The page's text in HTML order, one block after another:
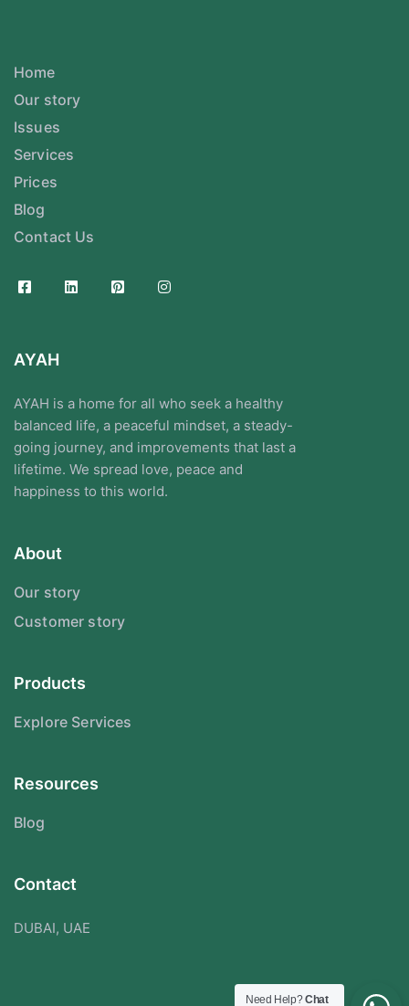
Home
Our story
Issues
Services
Prices
Blog
Contact Us
AYAH
AYAH is a home for all who seek a healthy
balanced life, a peaceful mindset, a steady-
going journey, and improvements that last a
lifetime. We spread love, peace and
happiness to this world.
About
Our story
Customer story
Products
Explore Services
Resources
Blog
Contact
DUBAI, UAE
Need Help?Chat